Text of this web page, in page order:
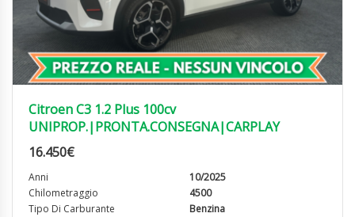
Citroen C3 1.2 Plus 100cv
UNIPROP.|PRONTA.CONSEGNA|CARPLAY
16.450€
Anni
10/2025
Chilometraggio
4500
Tipo Di Carburante
Benzina